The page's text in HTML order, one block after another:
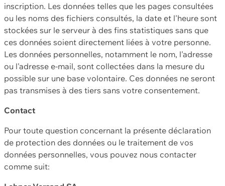
inscription. Les données telles que les pages consultées
ou les noms des fichiers consultés, la date et l'heure sont
stockées sur le serveur à des fins statistiques sans que
ces données soient directement liées à votre personne.
Les données personnelles, notamment le nom, l'adresse
ou l'adresse e-mail, sont collectées dans la mesure du
possible sur une base volontaire. Ces données ne seront
pas transmises à des tiers sans votre consentement.
Contact
Pour toute question concernant la présente déclaration
de protection des données ou le traitement de vos
données personnelles, vous pouvez nous contacter
comme suit: